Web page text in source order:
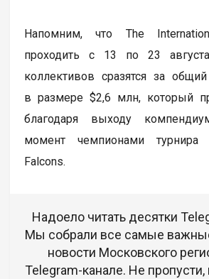
Напомним, что The
проходить с 13 по 23
коллективов сразятся за
в размере $2,6 млн, который
благодаря выходу
момент чемпионами турнира
Falcons.
Надоело читать десятки
Мы собрали все самые
новости Московского
Telegram-канале. Не